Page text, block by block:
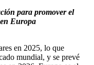
para promover el
Europa
en 2025, lo que
mundial, y se prevé